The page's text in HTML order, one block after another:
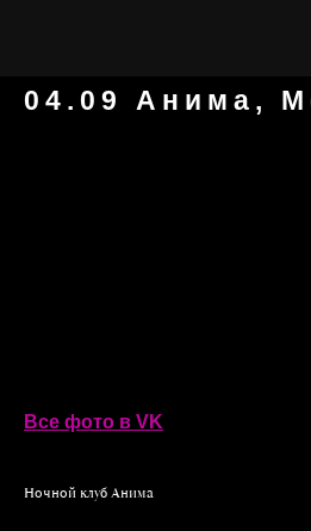
04.09 Анима,
Все фото в VK
Ночной клуб Анима